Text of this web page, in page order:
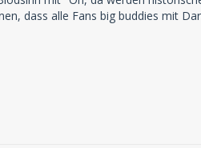
dass alle Fans big buddies mit